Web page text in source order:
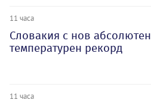
11 часа
Словакия с нов абсолютен
температурен рекорд
11 часа